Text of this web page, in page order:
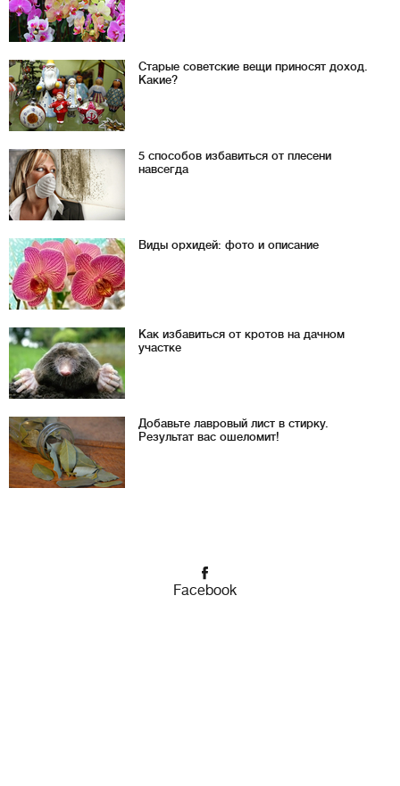
Старые советские вещи приносят доход.
Какие?
5 способов избавиться от плесени
навсегда
Виды орхидей: фото и описание
Как избавиться от кротов на дачном
участке
Добавьте лавровый лист в стирку.
Результат вас ошеломит!
Facebook